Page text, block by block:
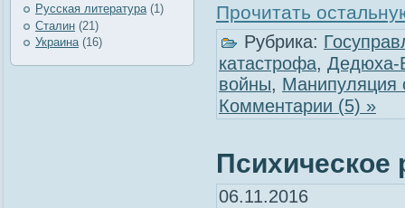
Русская литература (1)
Сталин (21)
Украина(16)
Прочитать
Рубрика:
катастрофа, Дедюха-
войны, Манипуляция
Комментарии (5) »
Психическое
06.11.2016